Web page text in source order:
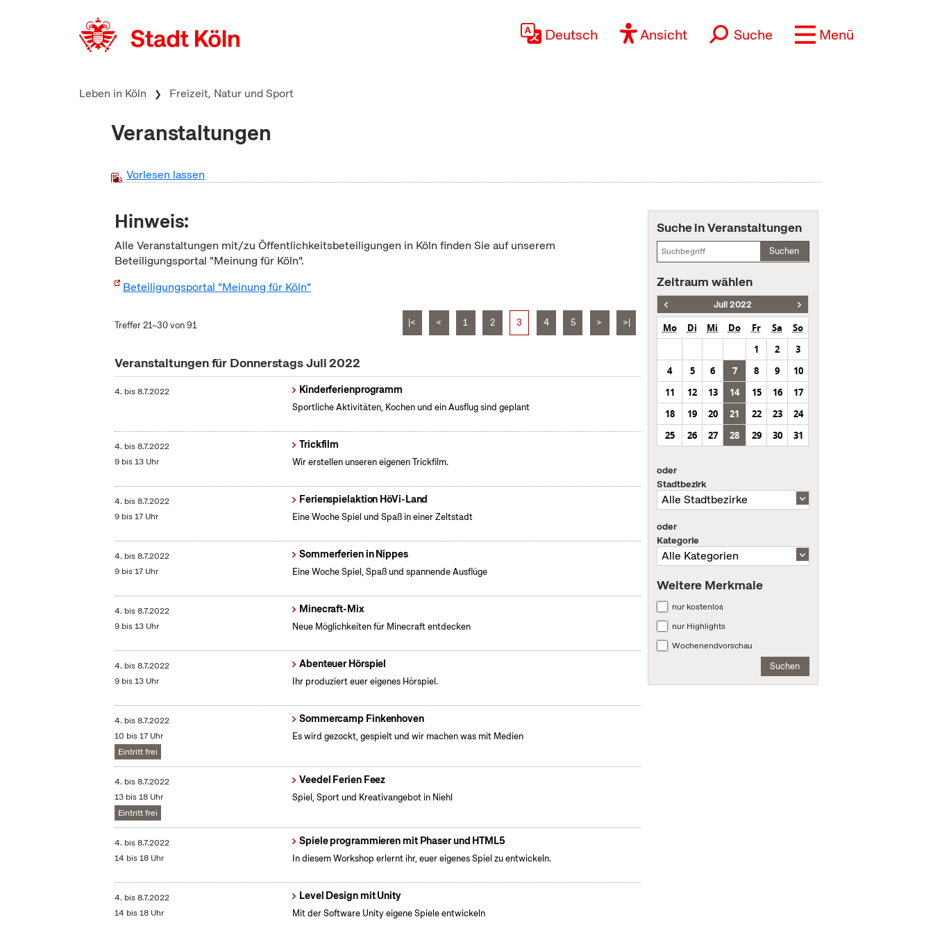
Deutsch Ansicht Suche Menü
Leben in Köln Freizeit, Natur und Sport
Veranstaltungen
Vorlesen lassen
Hinweis:
Alle Veranstaltungen mit/zu Öffentlichkeitsbeteiligungen in Köln finden Sie auf unserem
Beteiligungsportal "Meinung für Köln".
Beteiligungsportal "Meinung für Köln"
Treffer 21–30 von 91 |< < 1 2 3 4 5 > >|
Veranstaltungen für Donnerstags Juli 2022
4. bis8.7.2022 Kinderferienprogramm
Sportliche Aktivitäten, Kochen und ein Ausflug sind geplant
4. bis8.7.2022
9 bis 13 Uhr
Trickfilm
Wir erstellen unseren eigenen Trickfilm.
4. bis8.7.2022
9 bis 17 Uhr
Ferienspielaktion HöVi-Land
Eine Woche Spiel und Spaß in einer Zeltstadt
4. bis8.7.2022
9 bis 17 Uhr
Sommerferien in Nippes
Eine Woche Spiel, Spaß und spannende Ausflüge
4. bis8.7.2022
9 bis 13 Uhr
Minecraft-Mix
Neue Möglichkeiten für Minecraft entdecken
4. bis8.7.2022
9 bis 13 Uhr
Abenteuer Hörspiel
Ihr produziert euer eigenes Hörspiel.
4. bis8.7.2022
10 bis 17 Uhr
Eintritt frei
Sommercamp Finkenhoven
Es wird gezockt, gespielt und wir machen was mit Medien
4. bis8.7.2022
13 bis 18 Uhr
Eintritt frei
Veedel Ferien Feez
Spiel, Sport und Kreativangebot in Niehl
4. bis8.7.2022
14 bis 18 Uhr
Spiele programmieren mit Phaser und HTML5
In diesem Workshop erlernt ihr, euer eigenes Spiel zu entwickeln.
4. bis8.7.2022
14 bis 18 Uhr
Level Design mit Unity
Mit der Software Unity eigene Spiele entwickeln
Suche in Veranstaltungen
Suchen
Zeitraum wählen
Juli 2022
Mo Di Mi Do Fr Sa
So
1
2
3
4
5 6 7 8 9
10
11
12 13 14 15 16
17
18
19 20 21 22 23
24
25
26 27 28 29 30 31
oder
Stadtbezirk
oder
Kategorie
Weitere Merkmale
nur kostenlos
nur Highlights
Wochenendvorschau
Suchen